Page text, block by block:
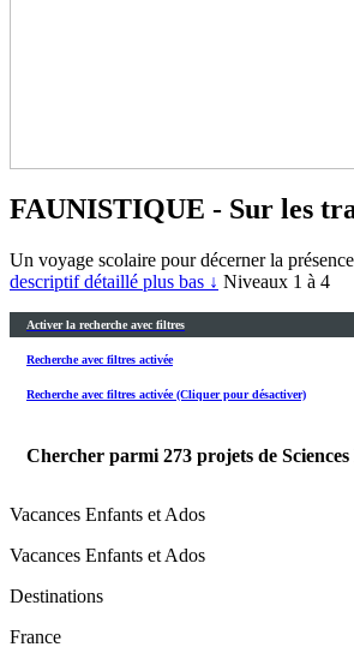
FAUNISTIQUE - Sur les
Un voyage scolaire pour décerner la
descriptif détaillé plus bas ↓ Niveaux 1 à 4
Activer la recherche avec filtres
Recherche avec filtres activée
Recherche avec filtres activée (Cliquer pour désactiver)
Chercher parmi 273 projets de
Vacances Enfants et Ados
Vacances Enfants et Ados
Destinations
France